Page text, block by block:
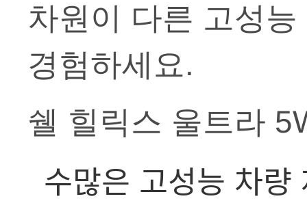
차원이 다른 고성
경험하세요.
쉘 힐릭스 울트라
수많은 고성능 차